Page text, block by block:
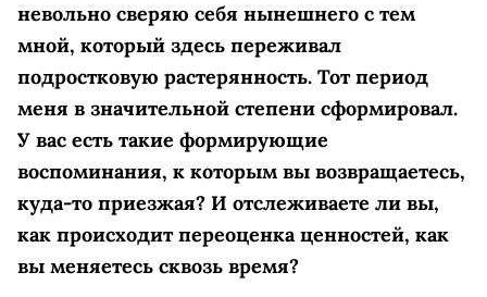
невольно сверяю себя нынешнего с тем
мной, который здесь переживал
подростковую растерянность. Тот период
меня в значительной степени сформировал.
У вас есть такие формирующие
воспоминания, к которым вы возвращаетесь,
куда-то приезжая? И отслеживаете ли вы,
как происходит переоценка ценностей, как
вы меняетесь сквозь время?